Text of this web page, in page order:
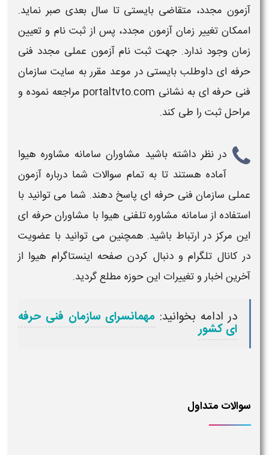
آزمون مجدد، متقاضی بایستی تا سال بعدی صبر نماید.
اممکان تغییر زمان آزمون مجدد، پس از ثبت نام و تعیین
زمانوجود ندارد. جهت ثبت نام آزمون عملی مجدد فنی
حرفه ای داوطلب بایستی در موعد مقرر به سایت سازمان
فنی حرفه ای به نشانی portaltvto.com
مراجعه نموده و
مراحل ثبت را طی کند.
در نظر داشته باشید مشاوران سامانه مشاوره هیوا
آماده هستند تا به تمام سوالات شما درباره آزمون
عملی سازمان فنی حرفه ایپاسخ دهند. شما می توانید با
استفاده از سامانه مشاوره تلفنی هیوا با مشاوران حرفه ای
این مرکز در ارتباط باشید. همچنین می توانید با عضویت
در کانال تلگرام و دنبال کردن صفحه اینستاگرام هیوا از
آخرین اخبار و تغییرات این حوزه مطلع گردید.
در ادامه بخوانید: مهمانسرای سازمان فنی حرفه
ای کشور
سوالات متداول